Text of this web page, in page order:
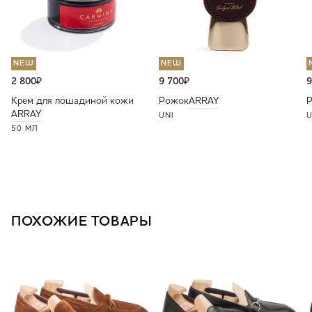
NEW
2 800₽
Крем для лошадиной кожи
ARRAY
50 МЛ
NEW
9 700₽
РожокARRAY
UNI
ПОХОЖИЕ ТОВАРЫ